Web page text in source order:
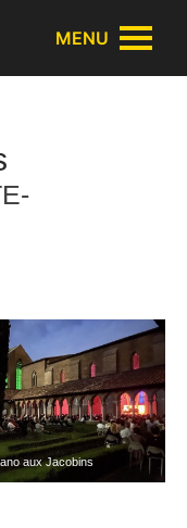
MENU
aux Jacobins